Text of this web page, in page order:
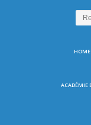
HOME
ACADÉMIE